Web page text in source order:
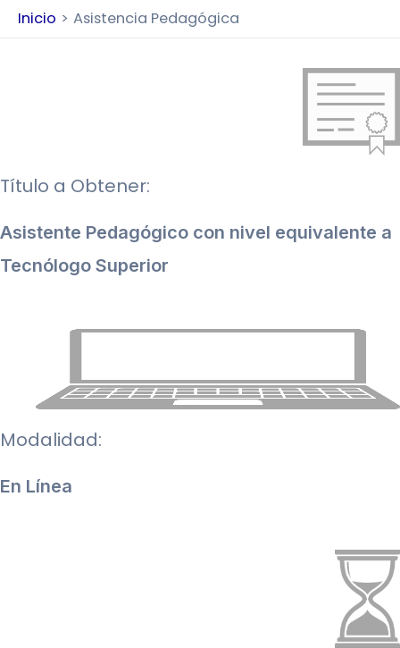
Inicio Asistencia Pedagógica
Título a Obtener:
Asistente Pedagógico con nivel equivalente a
Tecnólogo Superior
Modalidad:
En Línea